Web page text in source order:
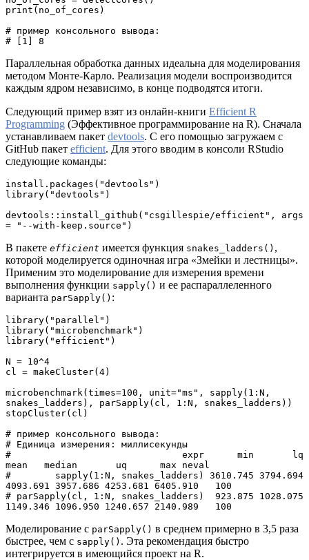
print(no_of_cores)
# пример консольного вывода:
# [1] 8
Параллельная обработка данных идеальна для моделирования
методом Монте-Карло. Реализация модели воспроизводится
каждым ядром независимо, в конце подводятся итоги.
Следующий пример взят из онлайн-книги Efficient R
Programming (Эффективное программирование на R). Сначала
устанавливаем пакет devtools. С его помощью загружаем с
GitHub пакет efficient. Для этого вводим в консоли RStudio
следующие команды:
install.packages("devtools")
library("devtools")
devtools::install_github("csgillespie/efficient", args
= "--with-keep.source")
В пакете efficient имеется функция snakes_ladders() ,
которой моделируется одиночная игра «Змейки и лестницы».
Применим это моделирование для измерения времени
выполнения функции sapply() и ее распараллеленного
варианта parSapply() :
library("parallel")
library("microbenchmark")
library("efficient")
N = 10^4
cl = makeCluster(4)
microbenchmark(times=100, unit="ms", sapply(1:N,
snakes_ladders), parSapply(cl, 1:N, snakes_ladders))
stopCluster(cl)
# пример консольного вывода:
# Единица измерения: миллисекунды
#                               expr      min       lq
mean   median       uq      max neval
#        sapply(1:N, snakes_ladders) 3610.745 3794.694
4093.691 3957.686 4253.681 6405.910   100
# parSapply(cl, 1:N, snakes_ladders)  923.875 1028.075
1149.346 1096.950 1240.657 2140.989   100
Моделирование с parSapply() в среднем примерно в 3,5 раза
быстрее, чем с sapply() . Эта рекомендация быстро
интегрируется в имеющийся проект на R.